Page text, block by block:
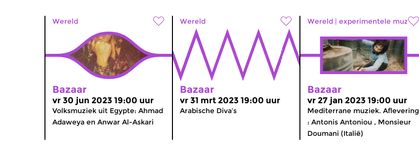
Wereld
Bazaar
vr 30 jun 2023 19:00 uur
Volksmuziek uit Egypte: Ahmad
Adaweya en Anwar Al-Askari
Wereld
Bazaar
vr 31 mrt 2023 19:00 uur
Arabische Diva’s
Wereld | experimentele muziek
Bazaar
vr 27 jan 2023 19:00 uur
Mediterrane muziek. Aflevering
: Antonis Antoniou , Monsieur
Doumani (Italië)